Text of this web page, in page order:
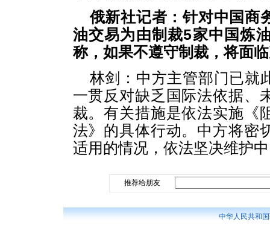
俄新社记者：针对中国商
油交易为由制裁5家中国炼
称，如果不遵守制裁，将面
林剑：中方主管部门已就
一贯反对缺乏国际法依据、
裁。有关措施是依法实施《
法》的具体行动。中方将密
适用的情况，依法坚决维护
推荐给朋友
中华人民共和